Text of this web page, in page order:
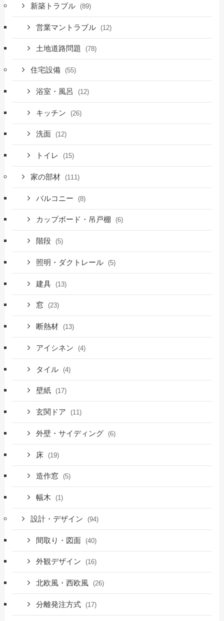
新築トラブル (89)
営業マントラブル (12)
土地道路問題 (78)
住宅設備 (55)
浴室・風呂 (12)
キッチン (26)
洗面 (12)
トイレ (15)
家の部材 (111)
バルコニー (8)
カップボード・吊戸棚 (6)
階段 (5)
照明・ダクトレール (5)
建具 (13)
窓 (23)
断熱材 (13)
アイシネン (4)
タイル (4)
壁紙 (17)
玄関ドア (11)
外壁・サイディング (6)
床 (19)
造作窓 (5)
幅木 (1)
設計・デザイン (94)
間取り・図面 (40)
外観デザイン (16)
北欧風・西欧風 (26)
分離発注方式 (17)